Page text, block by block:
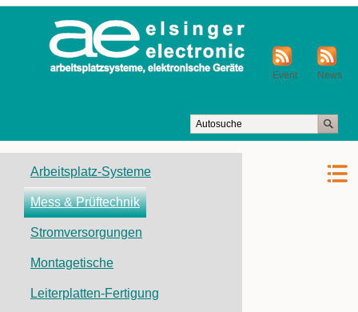
News
Event
überspringen
Arbeitsplatz-Systeme
Mess & Prüftechnik
Stromversorgungen
Montagetische
Leiterplatten-Fertigung